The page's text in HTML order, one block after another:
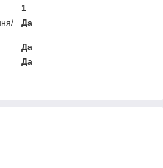
1
Да
Да
Да